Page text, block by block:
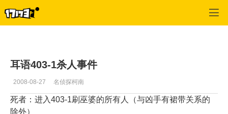
耳语403-1杀人事件
2008-08-27 名侦探柯南
死者：进入403-1刷巫婆的所有人（与凶手有裙带关系的
除外）